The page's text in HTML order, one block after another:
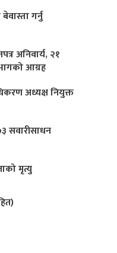
गर्नु
अनिवार्य, २१
आग्रह
अध्यक्ष नियुक्त
सवारीसाधन
मृत्यु